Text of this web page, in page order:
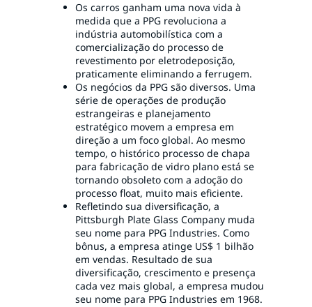
Os carros ganham uma nova vida à
medida que a PPG revoluciona a
indústria automobilística com a
comercialização do processo de
revestimento por eletrodeposição,
praticamente eliminando a ferrugem.
Os negócios da PPG são diversos. Uma
série de operações de produção
estrangeiras e planejamento
estratégico movem a empresa em
direção a um foco global. Ao mesmo
tempo, o histórico processo de chapa
para fabricação de vidro plano está se
tornando obsoleto com a adoção do
processo float, muito mais eficiente.
Refletindo sua diversificação, a
Pittsburgh Plate Glass Company muda
seu nome para PPG Industries. Como
bônus, a empresa atinge US$ 1 bilhão
em vendas. Resultado de sua
diversificação, crescimento e presença
cada vez mais global, a empresa mudou
seu nome para PPG Industries em 1968.